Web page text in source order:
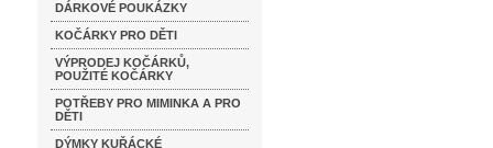
DÁRKOVÉ POUKÁZKY
KOČÁRKY PRO DĚTI
VÝPRODEJ KOČÁRKŮ,
POUŽITÉ KOČÁRKY
POTŘEBY PRO MIMINKA A PRO
DĚTI
DÝMKY KUŘÁCKÉ